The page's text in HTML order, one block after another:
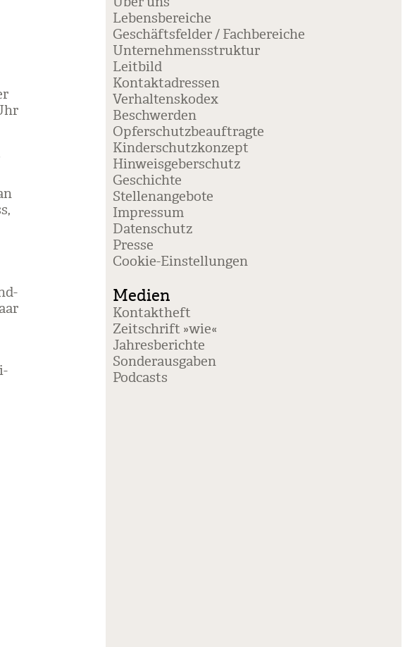
Lebensbereiche
Geschäftsfelder / Fachbereiche
Unternehmensstruktur
Leitbild
Kontaktadressen
Verhaltenskodex
Beschwerden
Opferschutzbeauftragte
Kinderschutzkonzept
Hinweisgeberschutz
Geschichte
Stellenangebote
Impressum
Datenschutz
Presse
Coo­kie-Ein­stel­lun­gen
Medien
Kontaktheft
Zeitschrift »wie«
Jahresberichte
Sonderausgaben
Podcasts